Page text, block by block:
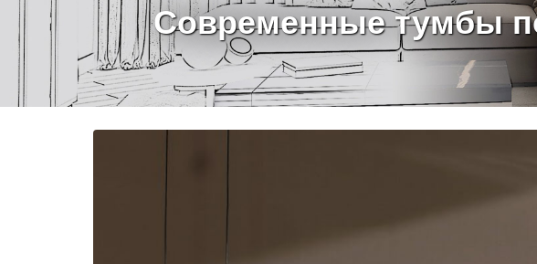
Современные тумбы